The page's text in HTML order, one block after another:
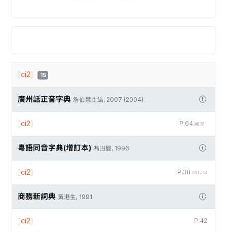
[ci2] 15
廣州話正音字典 詹伯慧主編, 2007 (2004)
P.64 #0781
[ci2]
粵語同音字典(增訂本) 馮田獵, 1996
P.38 #01254
[ci2]
商務新詞典 黃港生, 1991
P.42
[ci2]